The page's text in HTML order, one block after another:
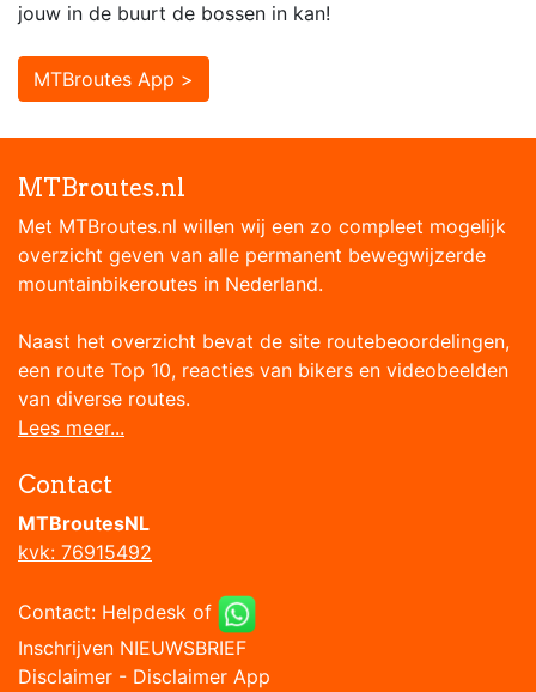
jouw in de buurt de bossen in kan!
MTBroutes App >
MTBroutes.nl
Met MTBroutes.nl willen wij een zo compleet mogelijk
overzicht geven van alle permanent bewegwijzerde
mountainbikeroutes in Nederland.
Naast het overzicht bevat de site routebeoordelingen,
een route Top 10, reacties van bikers en videobeelden
van diverse routes.
Lees meer...
Contact
MTBroutesNL
kvk: 76915492
Contact: Helpdesk of
Inschrijven NIEUWSBRIEF
Disclaimer - Disclaimer App